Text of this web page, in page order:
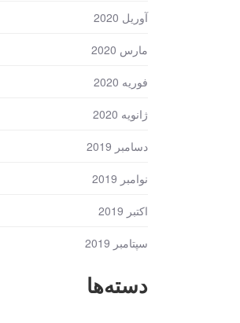
آوریل 2020
مارس 2020
فوریه 2020
ژانویه 2020
دسامبر 2019
نوامبر 2019
اکتبر 2019
سپتامبر 2019
دسته‌ها